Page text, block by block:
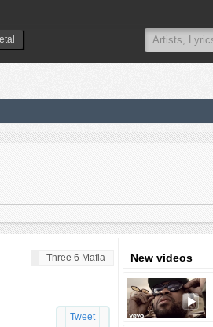
Three 6 Mafia
Tweet
New videos